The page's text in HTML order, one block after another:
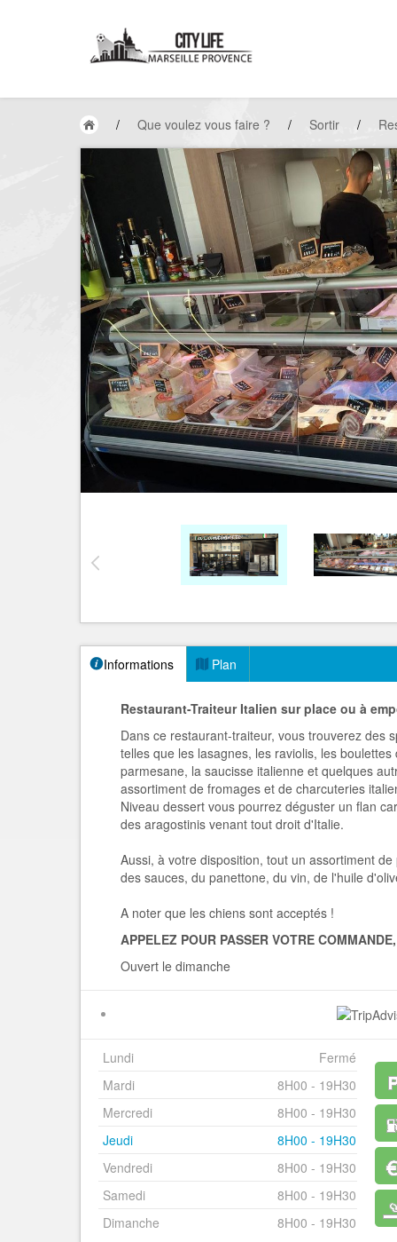
/ Que voulez vous faire ? / Sortir /
Informations Plan
Restaurant-Traiteur Italien sur place ou à
Dans ce restaurant-traiteur, vous trouverez des
telles que les lasagnes, les raviolis, les
parmesane, la saucisse italienne et quelques
assortiment de fromages et de charcuteries
Niveau dessert vous pourrez déguster un flan
des aragostinis venant tout droit d'Italie.
Aussi, à votre disposition, tout un assortiment
des sauces, du panettone, du vin, de l'huile
A noter que les chiens sont acceptés !
APPELEZ POUR PASSER VOTRE
Ouvert le dimanche
Lundi
Fermé
Mardi
8H00 - 19H30
Mercredi
8H00 - 19H30
Jeudi
8H00 - 19H30
Vendredi
8H00 - 19H30
Samedi
8H00 - 19H30
Dimanche
8H00 - 19H30